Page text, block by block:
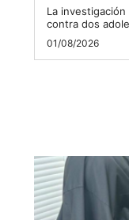
La
contra dos
01/08/2026